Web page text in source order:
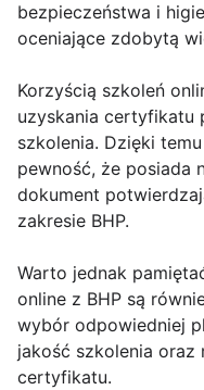
bezpieczeństwa i
oceniające zdobytą
Korzyścią szkoleń
uzyskania certyfikatu
szkolenia. Dzięki
pewność, że posiada
dokument
zakresie BHP.
Warto jednak
online z BHP są
wybór odpowiedniej
jakość szkolenia oraz
certyfikatu.